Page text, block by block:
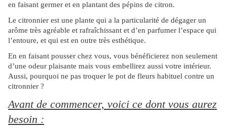
en faisant germer et en plantant des pépins de citron.
Le citronnier est une plante qui a la particularité de dégager un
arôme très agréable et rafraîchissant et d’en parfumer l’espace qui
l’entoure, et qui est en outre très esthétique.
En en faisant pousser chez vous, vous bénéficierez non seulement
d’une odeur plaisante mais vous embellirez aussi votre intérieur.
Aussi, pourquoi ne pas troquer le pot de fleurs habituel contre un
citronnier ?
Avant de commencer, voici ce dont vous aurez
besoin :